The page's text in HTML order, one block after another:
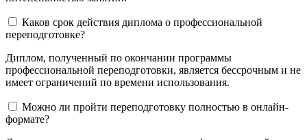
Каков срок действия диплома о профессиональной
переподготовке?
Диплом, полученный по окончании программы
профессиональной переподготовки, является бессрочным и не
имеет ограничений по времени использования.
Можно ли пройти переподготовку полностью в онлайн-
формате?